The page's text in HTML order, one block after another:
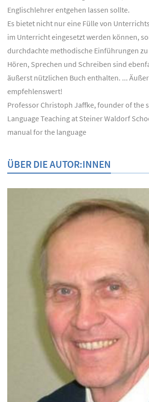
Englischlehrer entgehen lassen sollte.
Es bietet nicht nur eine Fülle von
im Unterricht eingesetzt werden können,
durchdachte methodische Einführungen
Hören, Sprechen und Schreiben sind
äußerst nützlichen Buch enthalten. ...
empfehlenswert!
Professor Christoph Jaffke, founder of the
Language Teaching at Steiner Waldorf
manual for the language
ÜBER DIE AUTOR:INNEN